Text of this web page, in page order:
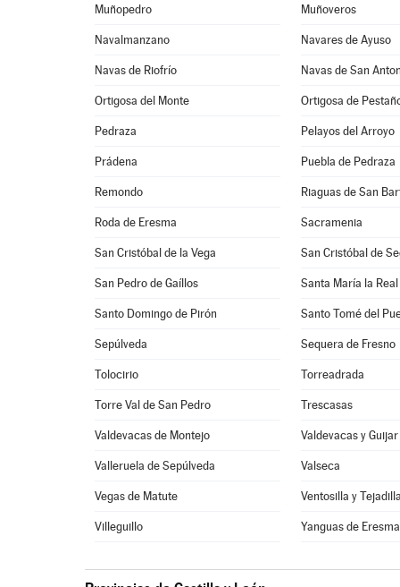
Muñopedro Muñoveros
Navalmanzano Navares de Ayuso
Navas de Riofrío Navas de San
Ortigosa del Monte Ortigosa de
Pedraza Pelayos del Arroyo
Prádena Puebla de Pedraza
Remondo Riaguas de San
Roda de Eresma Sacramenia
San Cristóbal de la Vega San Cristóbal de
San Pedro de Gaíllos Santa María la
Santo Domingo de Pirón Santo Tomé del
Sepúlveda Sequera de Fresno
Tolocirio Torreadrada
Torre Val de San Pedro Trescasas
Valdevacas de Montejo Valdevacas y Guijar
Valleruela de Sepúlveda Valseca
Vegas de Matute Ventosilla y Tejadilla
Villeguillo Yanguas de Eresma